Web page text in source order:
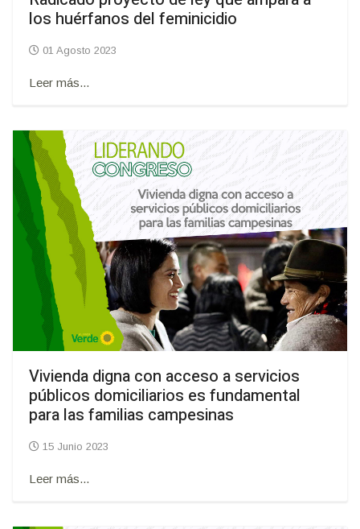
los huérfanos del feminicidio
01 Agosto 2023
Leer más...
Vivienda digna con acceso a servicios
públicos domiciliarios es fundamental
para las familias campesinas
15 Junio 2023
Leer más...